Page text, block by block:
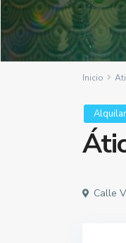
Inicio
Alquilar
Calle